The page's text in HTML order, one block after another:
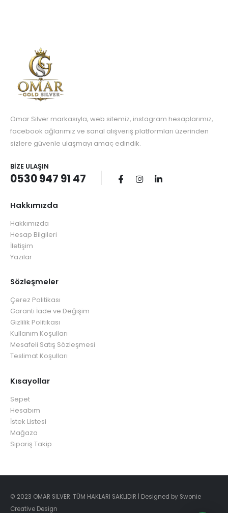
Omar Silver markasıyla, web sitemiz, instagram hesaplarımız,
facebook ağlarımız ve sanal alışveriş platformları üzerinden
sizlere güvenle ulaşmayı amaç edindik.
BIZE ULAŞIN
0530 947 91 47
Hakkımızda
Hakkımızda
Hesap Bilgileri
İletişim
Yazılar
Sözleşmeler
Çerez Politikası
Garanti İade ve Değişim
Gizlilik Politikası
Kullanım Koşulları
Mesafeli Satış Sözleşmesi
Teslimat Koşulları
Kısayollar
Sepet
Hesabım
İstek Listesi
Mağaza
Sipariş Takip
© 2023 OMAR SILVER. TÜM HAKLARI SAKLIDIR | Designed by Swonie
Creative Design